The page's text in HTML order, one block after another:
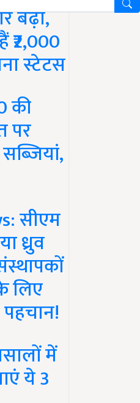
बढ़ा,
स्टेटस
की
पर
सीएम
ध्रुव
लिए
में
ये 3